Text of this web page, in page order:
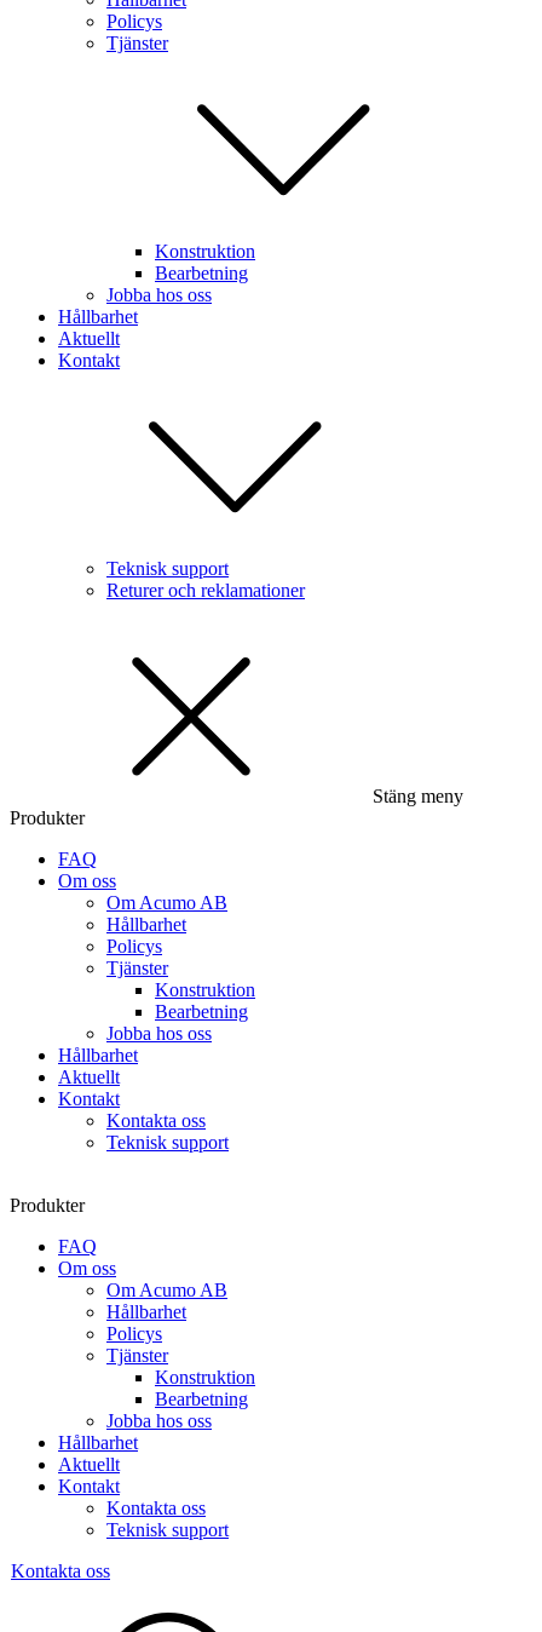
Policys
Tjänster
Konstruktion
Bearbetning
Jobba hos oss
Hållbarhet
Aktuellt
Kontakt
Teknisk support
Returer och reklamationer
Stäng meny
Produkter
FAQ
Om oss
Om Acumo AB
Hållbarhet
Policys
Tjänster
Konstruktion
Bearbetning
Jobba hos oss
Hållbarhet
Aktuellt
Kontakt
Kontakta oss
Teknisk support
Produkter
FAQ
Om oss
Om Acumo AB
Hållbarhet
Policys
Tjänster
Konstruktion
Bearbetning
Jobba hos oss
Hållbarhet
Aktuellt
Kontakt
Kontakta oss
Teknisk support
Kontakta oss